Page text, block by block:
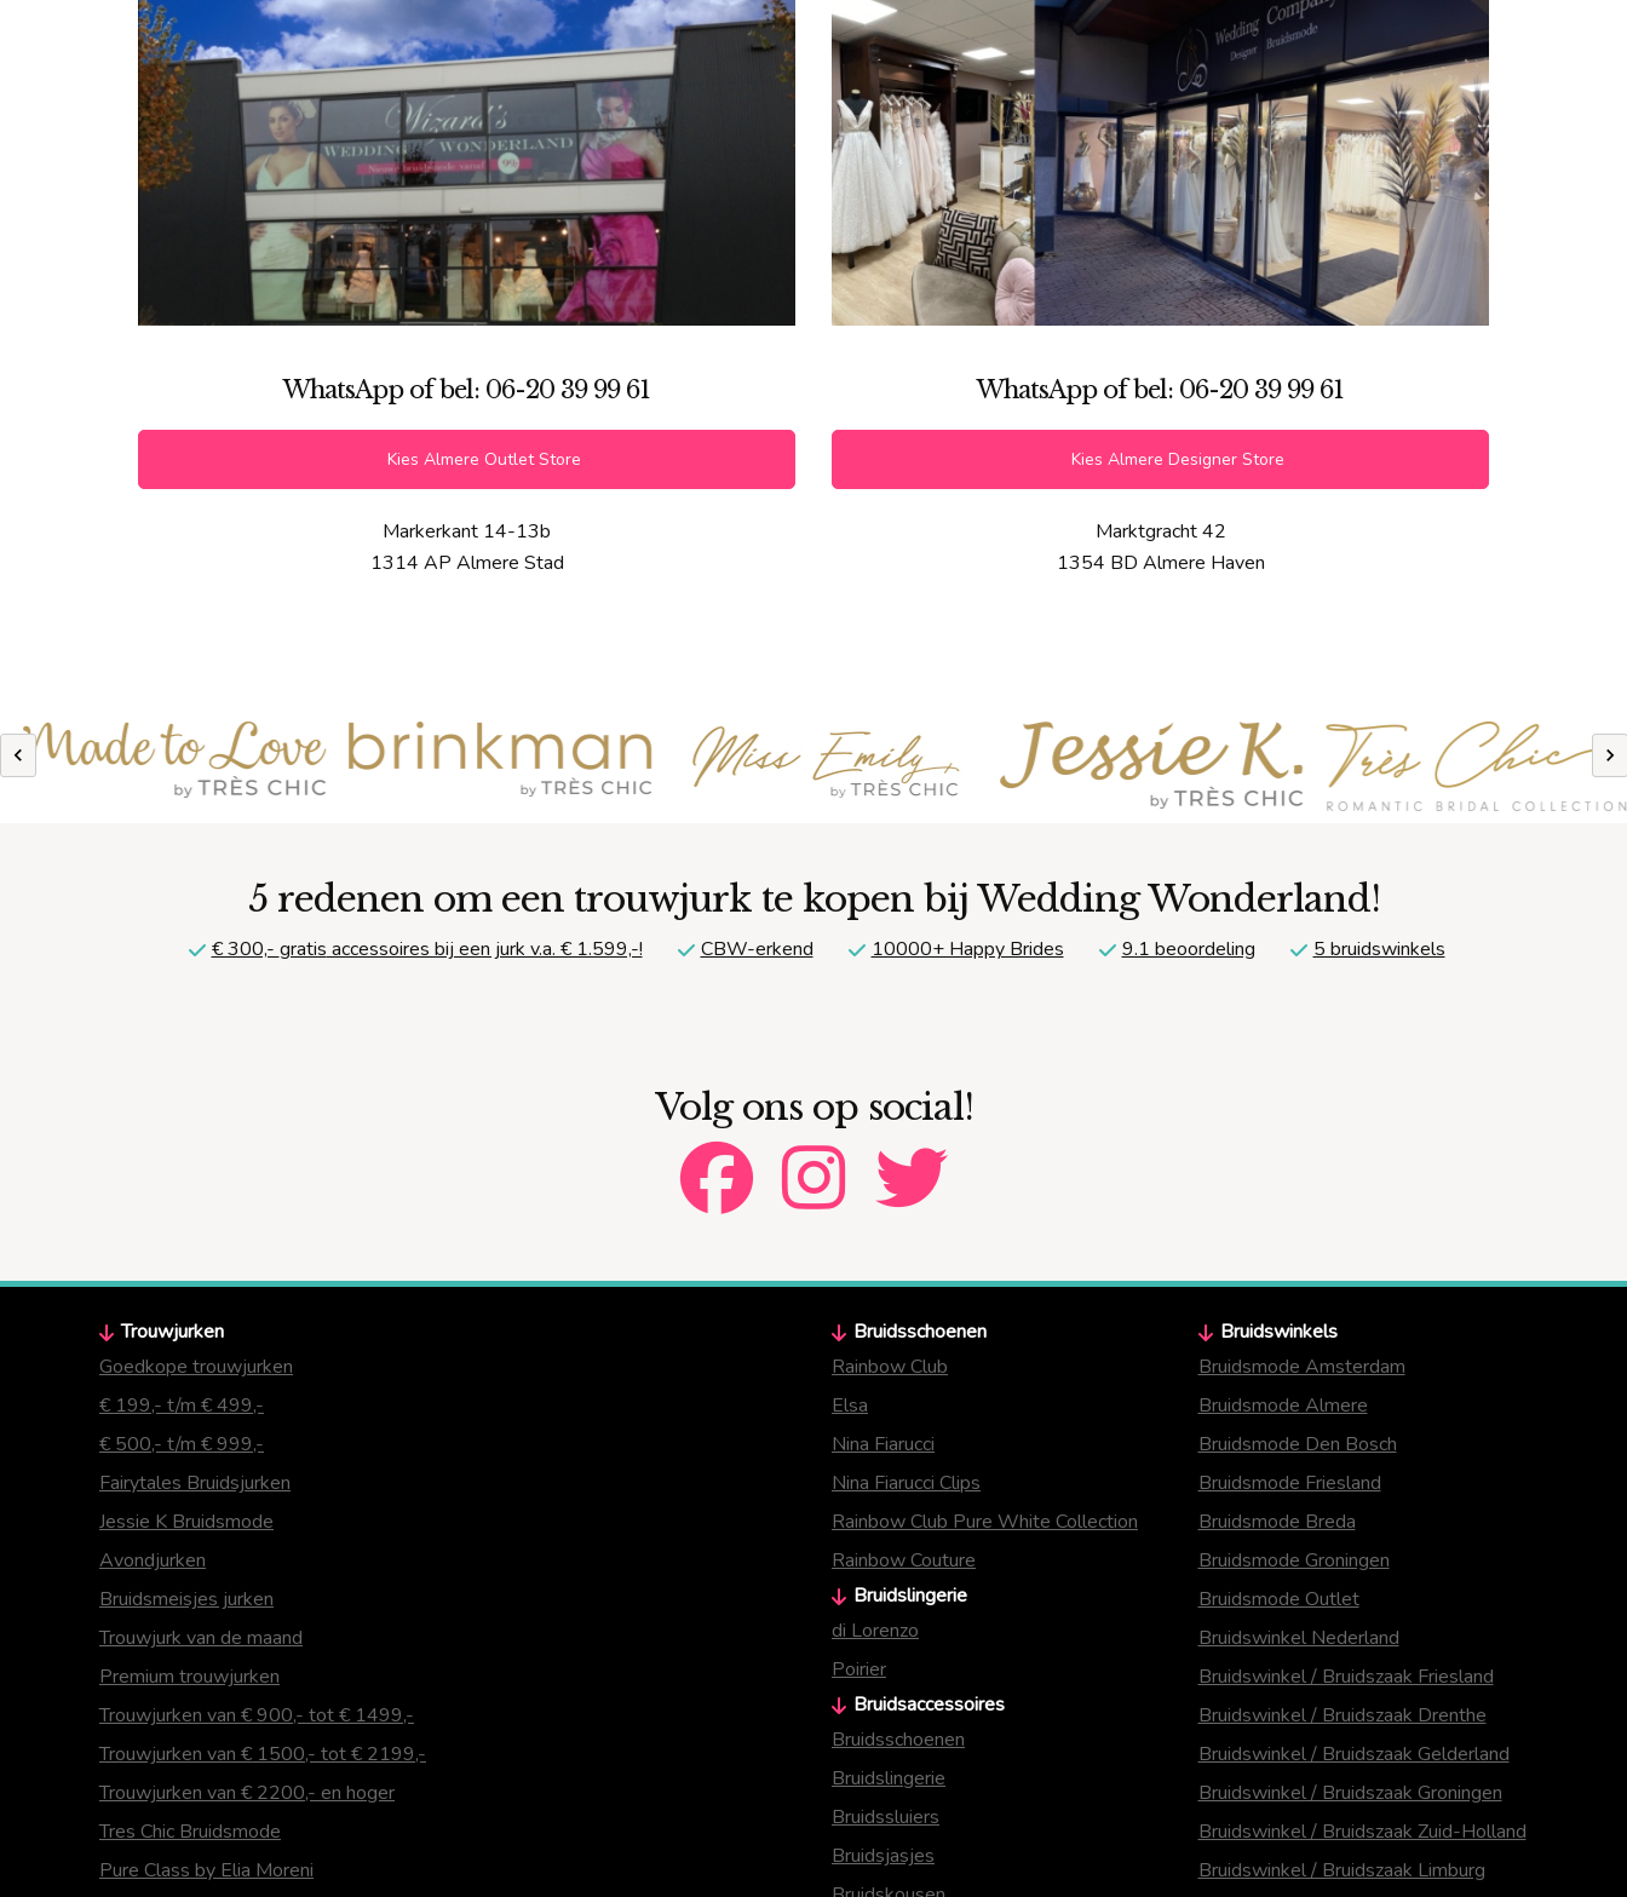
WhatsApp of bel: 06-20 39 99 61
Kies Almere Outlet Store
Markerkant 14-13b
1314 AP Almere Stad
WhatsApp of bel: 06-20 39 99 61
Kies Almere Designer Store
Marktgracht 42
1354 BD Almere Haven
Previous
5 redenen om een trouwjurk te kopen bij Wedding Wonderland!
€ 300,- gratis accessoires bij een jurk v.a. € 1.599,-! CBW-erkend 10000+ Happy Brides 9.1 beoordeling 5 bruidswinkels
Volg ons op social!
Trouwjurken
Goedkope trouwjurken
€ 199,- t/m € 499,-
€ 500,- t/m € 999,-
Fairytales Bruidsjurken
Jessie K Bruidsmode
Avondjurken
Bruidsmeisjes jurken
Trouwjurk van de maand
Premium trouwjurken
Trouwjurken van € 900,- tot € 1499,-
Trouwjurken van € 1500,- tot € 2199,-
Trouwjurken van € 2200,- en hoger
Tres Chic Bruidsmode
Pure Class by Elia Moreni
Bruidsschoenen
Rainbow Club
Elsa
Nina Fiarucci
Nina Fiarucci Clips
Rainbow Club Pure White Collection
Rainbow Couture
Bruidslingerie
di Lorenzo
Poirier
Bruidsaccessoires
Bruidsschoenen
Bruidslingerie
Bruidssluiers
Bruidsjasjes
Bruidswinkels
Bruidsmode Amsterdam
Bruidsmode Almere
Bruidsmode Den Bosch
Bruidsmode Friesland
Bruidsmode Breda
Bruidsmode Groningen
Bruidsmode Outlet
Bruidswinkel Nederland
Bruidswinkel / Bruidszaak Friesland
Bruidswinkel / Bruidszaak Drenthe
Bruidswinkel / Bruidszaak Gelderland
Bruidswinkel / Bruidszaak Groningen
Bruidswinkel / Bruidszaak Zuid-Holland
Bruidswinkel / Bruidszaak Limburg